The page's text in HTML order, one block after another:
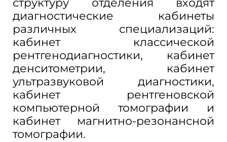
структуру отделения входят
диагностические кабинеты
различных специализаций:
кабинет классической
рентгенодиагностики, кабинет
денситометрии, кабинет
ультразвуковой диагностики,
кабинет рентгеновской
компьютерной томографии и
кабинет магнитно-резонансной
томографии.